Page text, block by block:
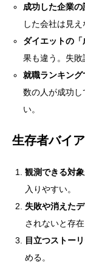
成功した企業の
した会社は見
ダイエットの
果も違う。失敗
就職ランキング
数の人が成功
い。
生存者バイ
観測できる対
入りやすい。
失敗や消えた
されないと存
目立つストーリ
める。